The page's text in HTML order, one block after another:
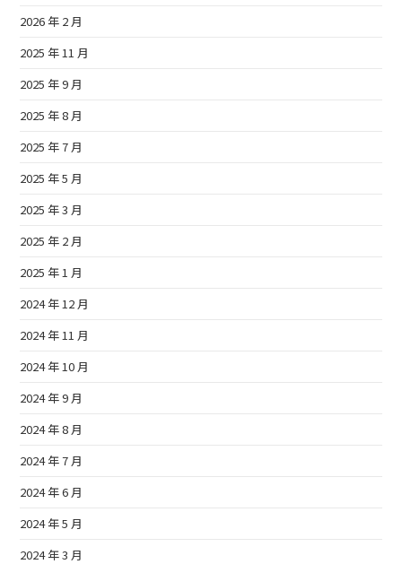
2026 年 2 月
2025 年 11 月
2025 年 9 月
2025 年 8 月
2025 年 7 月
2025 年 5 月
2025 年 3 月
2025 年 2 月
2025 年 1 月
2024 年 12 月
2024 年 11 月
2024 年 10 月
2024 年 9 月
2024 年 8 月
2024 年 7 月
2024 年 6 月
2024 年 5 月
2024 年 3 月